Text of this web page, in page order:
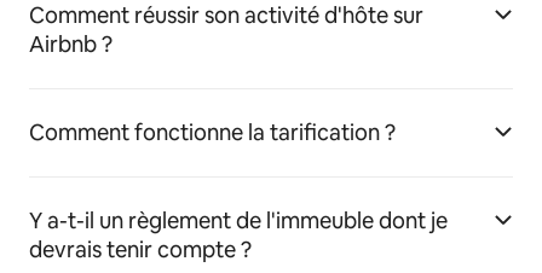
Comment réussir son activité d'hôte sur
Airbnb ?
Comment fonctionne la tarification ?
Y a-t-il un règlement de l'immeuble dont je
devrais tenir compte ?